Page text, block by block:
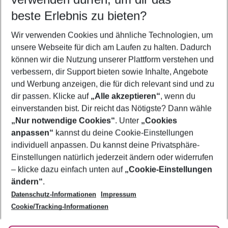
5-8 Nächte
2 Erwachsene Keine Kinder
Mehr Filter anzeigen
Footer
Footer navigation
Über uns
AGB
Bestpreisgarantie
Cookie-Einstellungen ändern
Cookie-Richtlinie
Agenturbetreuung
Barrierefreies Reisen
Folge uns
beste Erlebnis zu bieten?
Wir verwenden Cookies und ähnliche Technologien, um
unsere Webseite für dich am Laufen zu halten. Dadurch
können wir die Nutzung unserer Plattform verstehen und
verbessern, dir Support bieten sowie Inhalte, Angebote
und Werbung anzeigen, die für dich relevant sind und zu
dir passen. Klicke auf „Alle akzeptieren“, wenn du
einverstanden bist. Dir reicht das Nötigste? Dann wähle
„Nur notwendige Cookies“. Unter „Cookies
anpassen“ kannst du deine Cookie-Einstellungen
individuell anpassen. Du kannst deine Privatsphäre-
Einstellungen natürlich jederzeit ändern oder widerrufen
– klicke dazu einfach unten auf „Cookie-Einstellungen
ändern“.
Datenschutz-Informationen
Impressum
Cookie/Tracking-Informationen